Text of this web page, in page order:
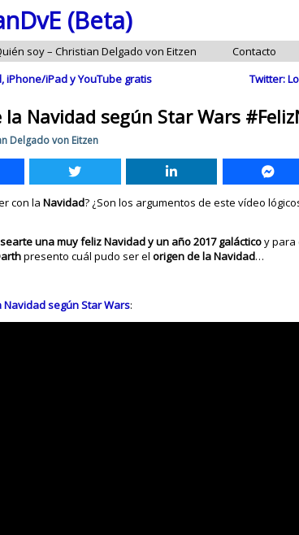
(Beta)
soy – Christian Delgado von Eitzen Contacto
iPhone/iPad y YouTube gratis Twitter:
Navidad según Star Wars
Delgado von Eitzen
con laNavidad? ¿Son los argumentos de este vídeo
una muy feliz Navidad y un año 2017 galácticoy para
presento cuál pudo ser elorigen de la Navidad…
según Star Wars: